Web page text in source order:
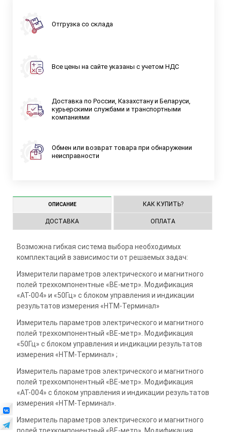
Отгрузка со склада
Все цены на сайте указаны с учетом НДС
Доставка по России, Казахстану и Беларуси,
курьерскими службами и транспортными
компаниями
Обмен или возврат товара при обнаружении
неисправности
ОПИСАНИЕ КАК КУПИТЬ?
ДОСТАВКА ОПЛАТА
Возможна гибкая система выбора необходимых
комплектаций в зависимости от решаемых задач:
Измерители параметров электрического и магнитного
полей трехкомпонентные «ВЕ-метр». Модификация
«АТ-004» и «50Гц» с блоком управления и индикации
результатов измерения «НТМ-Терминал»
Измеритель параметров электрического и магнитного
полей трехкомпонентный «ВЕ-метр». Модификация
«50Гц» с блоком управления и индикации результатов
измерения «НТМ-Терминал» ;
Измеритель параметров электрического и магнитного
полей трехкомпонентный «ВЕ-метр». Модификация
«АТ-004» с блоком управления и индикации результатов
измерения «НТМ-Терминал».
Измеритель параметров электрического и магнитного